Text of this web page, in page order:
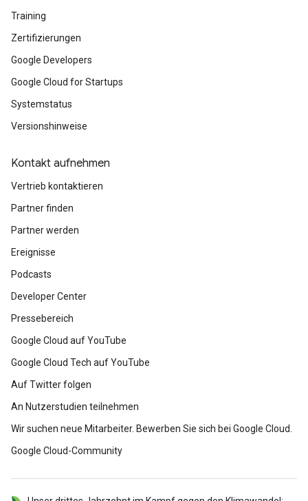
Training
Zertifizierungen
Google Developers
Google Cloud for Startups
Systemstatus
Versionshinweise
Kontakt aufnehmen
Vertrieb kontaktieren
Partner finden
Partner werden
Ereignisse
Podcasts
Developer Center
Pressebereich
Google Cloud auf YouTube
Google Cloud Tech auf YouTube
Auf Twitter folgen
An Nutzerstudien teilnehmen
Wir suchen neue Mitarbeiter. Bewerben Sie sich bei Google Cloud.
Google Cloud-Community